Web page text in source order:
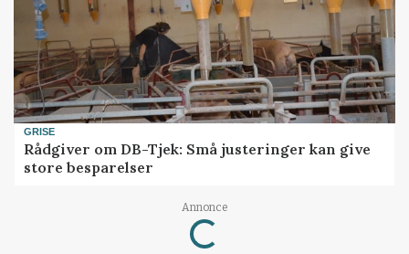
GRISE
Rådgiver om DB-Tjek: Små justeringer kan give
store besparelser
Annonce
Loading...